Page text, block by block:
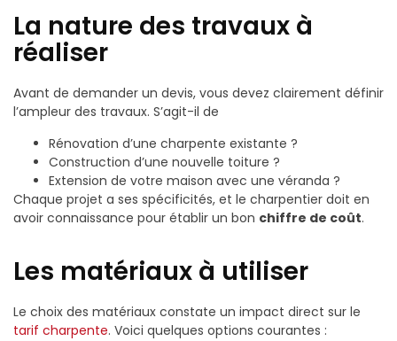
La nature des travaux à
réaliser
Avant de demander un devis, vous devez clairement définir
l’ampleur des travaux. S’agit-il de
Rénovation d’une charpente existante ?
Construction d’une nouvelle toiture ?
Extension de votre maison avec une véranda ?
Chaque projet a ses spécificités, et le charpentier doit en
avoir connaissance pour établir un bon chiffre de coût.
Les matériaux à utiliser
Le choix des matériaux constate un impact direct sur le
tarif charpente. Voici quelques options courantes :